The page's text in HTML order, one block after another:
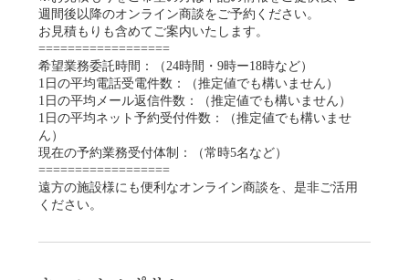
週間後以降のオンライン商談をご予約ください。
お見積もりも含めてご案内いたします。
==================
希望業務委託時間：（24時間・9時ー18時など）
1日の平均電話受電件数：（推定値でも構いません）
1日の平均メール返信件数：（推定値でも構いません）
1日の平均ネット予約受付件数：（推定値でも構いませ
ん）
現在の予約業務受付体制：（常時5名など）
==================
遠方の施設様にも便利なオンライン商談を、是非ご活用
ください。